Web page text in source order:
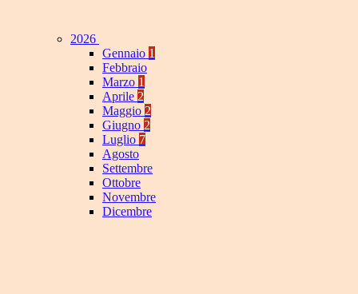
2026
Gennaio 1
Febbraio
Marzo 1
Aprile 2
Maggio 2
Giugno 2
Luglio 7
Agosto
Settembre
Ottobre
Novembre
Dicembre